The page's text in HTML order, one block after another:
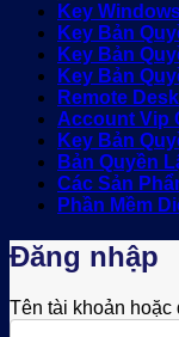
Key
Key Bản
Key Bản
Key Bản
Remote
Account Vip
Key Bản
Bản Quyền
Các Sản
Phần Mềm
Đăng nhập
Tên tài khoản hoặc